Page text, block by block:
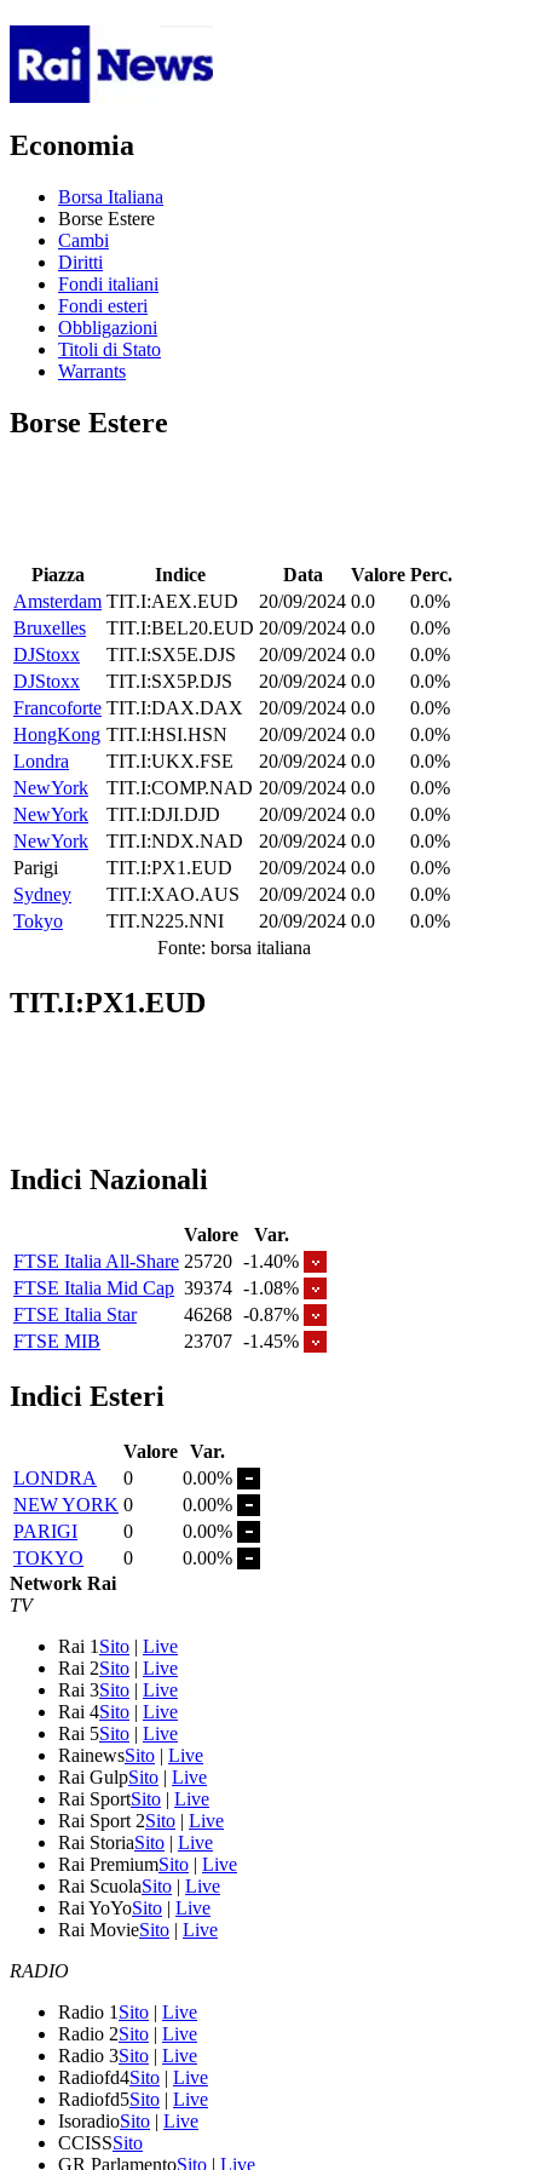
Economia
Borsa Italiana
Borse Estere
Cambi
Diritti
Fondi italiani
Fondi esteri
Obbligazioni
Titoli di Stato
Warrants
Borse Estere
Piazza Indice Data Valore Perc.
Amsterdam TIT.I:AEX.EUD 20/09/2024 0.0
0.0%
Bruxelles
TIT.I:BEL20.EUD 20/09/2024 0.0
0.0%
DJStoxx
TIT.I:SX5E.DJS 20/09/2024 0.0
0.0%
DJStoxx
TIT.I:SX5P.DJS 20/09/2024 0.0
0.0%
Francoforte TIT.I:DAX.DAX 20/09/2024 0.0
0.0%
HongKong TIT.I:HSI.HSN 20/09/2024 0.0
0.0%
Londra
TIT.I:UKX.FSE 20/09/2024 0.0
0.0%
NewYork
TIT.I:COMP.NAD 20/09/2024 0.0
0.0%
NewYork
TIT.I:DJI.DJD 20/09/2024 0.0
0.0%
NewYork
TIT.I:NDX.NAD 20/09/2024 0.0
0.0%
Parigi
TIT.I:PX1.EUD 20/09/2024 0.0
0.0%
Sydney
TIT.I:XAO.AUS 20/09/2024 0.0
0.0%
Tokyo
TIT.N225.NNI 20/09/2024 0.0
0.0%
Fonte: borsa italiana
TIT.I:PX1.EUD
Indici Nazionali
Valore
Var.
FTSE Italia All-Share 25720 -1.40%
FTSE Italia Mid Cap 39374 -1.08%
FTSE Italia Star
46268 -0.87%
FTSE MIB
23707 -1.45%
Indici Esteri
Valore Var.
LONDRA
0
0.00%
NEW YORK 0
0.00%
PARIGI
0
0.00%
TOKYO
0
0.00%
Network Rai
TV
Rai 1 Sito | Live
Rai 2Sito | Live
Rai 3Sito | Live
Rai 4Sito | Live
Rai 5Sito | Live
RainewsSito | Live
Rai GulpSito | Live
Rai SportSito | Live
Rai Sport 2Sito | Live
Rai StoriaSito | Live
Rai PremiumSito | Live
Rai ScuolaSito | Live
Rai YoYoSito | Live
Rai MovieSito | Live
RADIO
Radio 1 Sito | Live
Radio 2Sito | Live
Radio 3Sito | Live
Radiofd4Sito | Live
Radiofd5Sito | Live
IsoradioSito | Live
CCISSSito
GR ParlamentoSito | Live